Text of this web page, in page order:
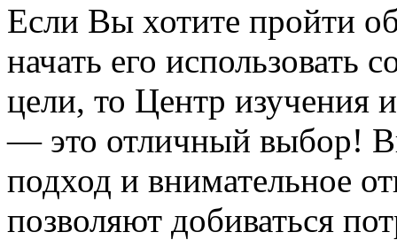
Если Вы хотите пройти
начать его использовать
цели, то Центр изучения
— это отличный выбор!
подход и внимательное
позволяют добиваться